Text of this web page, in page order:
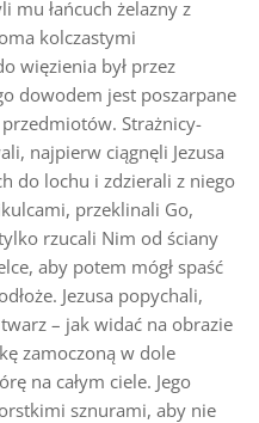
mu łańcuch żelazny z
kolczastymi
więzienia był przez
dowodem jest poszarpane
Strażnicy-
najpierw ciągnęli Jezusa
do lochu i zdzierali z niego
przeklinali Go,
rzucali Nim od ściany
aby potem mógł spaść
Jezusa popychali,
– jak widać na obrazie
zamoczoną w dole
na całym ciele. Jego
sznurami, aby nie